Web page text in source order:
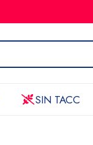
SIN TACC